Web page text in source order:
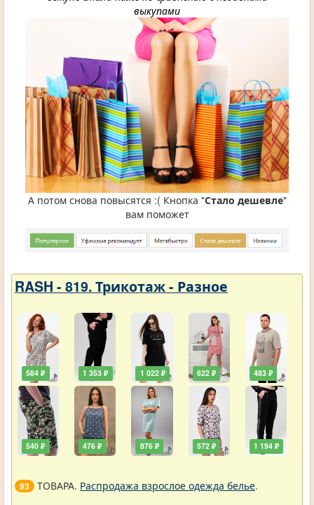
выкупами
А потом снова повысятся :( Кнопка "Стало дешевле"
вам поможет
RASH - 819. Трикотаж - Разное
584 ₽
540 ₽
1 353 ₽
476 ₽
1 022 ₽
876 ₽
622 ₽
572 ₽
483 ₽
1 194 ₽
93 ТОВАРА. Распродажа взрослое одежда белье.